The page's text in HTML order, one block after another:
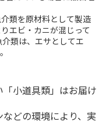
類を原材料として製造
エビ・カニが混じって
類は、エサとしてエ
小道具類」はお届け
どの環境により、実